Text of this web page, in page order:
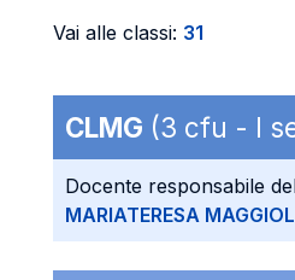
Vai alle classi: 31
CLMG (3 cfu - I
Docente responsabile
MARIATERESA